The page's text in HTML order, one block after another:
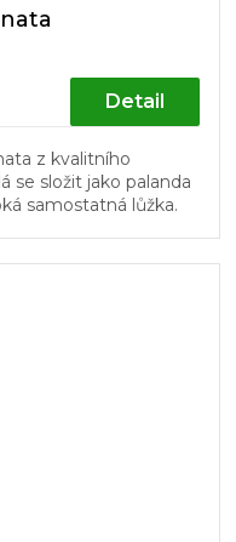
Detail
z kvalitního
se složit jako palanda
samostatná lůžka.